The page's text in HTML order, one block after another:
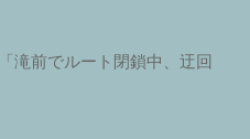
滝前でルート閉鎖中、迂回